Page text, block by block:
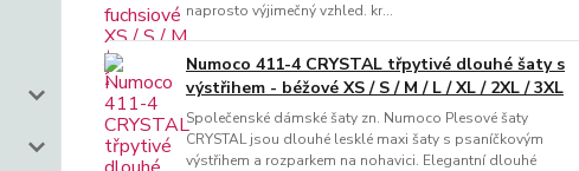
naprosto výjimečný vzhled. kr...
Numoco 411-4 CRYSTAL třpytivé dlouhé šaty s
výstřihem - béžové XS / S / M / L / XL / 2XL / 3XL
Společenské dámské šaty zn. Numoco Plesové šaty
CRYSTAL jsou dlouhé lesklé maxi šaty s psaníčkovým
výstřihem a rozparkem na nohavici. Elegantní dlouhé